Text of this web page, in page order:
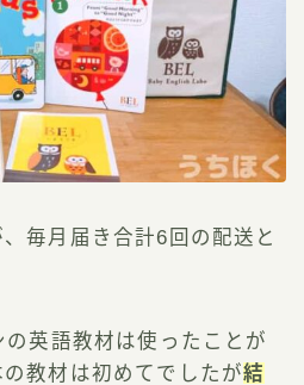
毎月届き合計6回の配送と
英語教材は使ったことが
教材は初めてでしたが結